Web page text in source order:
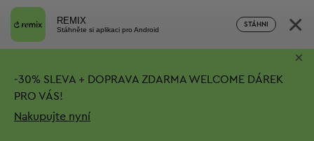
REMIX
Stáhněte si aplikaci pro Android
STÁHNI ×
-30% SLEVA + DOPRAVA ZDARMA WELCOME DÁREK
PRO VÁS!
Nakupujte nyní
×